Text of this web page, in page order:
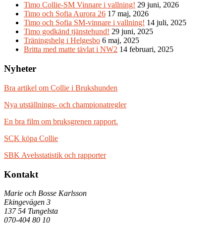
Timo Collie-SM Vinnare i vallning! 29 juni, 2026
Timo och Sofia Aurora 26 17 maj, 2026
Timo och Sofia SM-vinnare i vallning! 14 juli, 2025
Timo godkänd tjänstehund! 29 juni, 2025
Träningshelg i Helgesbo 6 maj, 2025
Britta med matte tävlat i NW2 14 februari, 2025
Nyheter
Bra artikel om Collie i Brukshunden
Nya utställnings- och championatregler
En bra film om bruksgrenen rapport.
SCK köpa Collie
SBK Avelsstatistik och rapporter
Kontakt
Marie och Bosse Karlsson
Ekingevägen 3
137 54 Tungelsta
070-404 80 10